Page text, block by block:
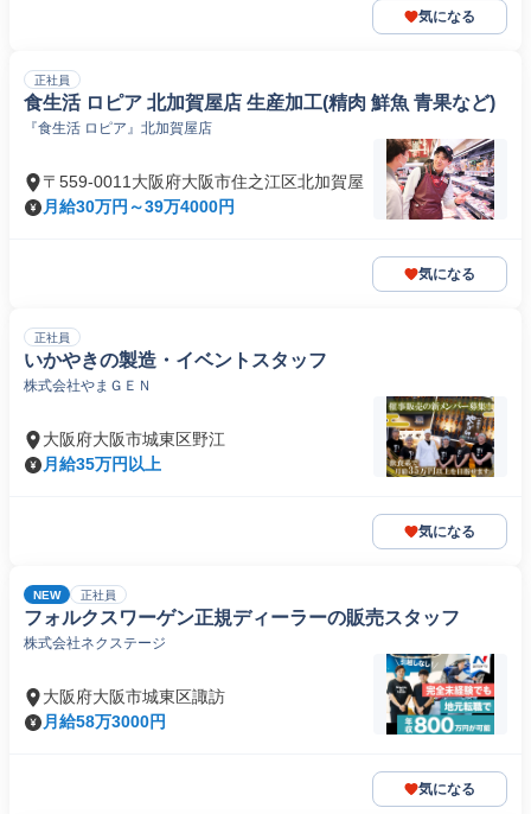
気になる
正社員
食生活 ロピア 北加賀屋店 生産加工(精肉 鮮魚 青果など)
『食生活 ロピア』北加賀屋店
〒559-0011大阪府大阪市住之江区北加賀屋
月給30万円～39万4000円
気になる
正社員
いかやきの製造・イベントスタッフ
株式会社やまＧＥＮ
大阪府大阪市城東区野江
月給35万円以上
気になる
NEW 正社員
フォルクスワーゲン正規ディーラーの販売スタッフ
株式会社ネクステージ
大阪府大阪市城東区諏訪
月給58万3000円
気になる